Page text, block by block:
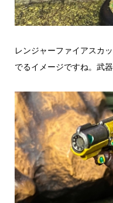
レンジャーファイアスカ
でるイメージですね。武